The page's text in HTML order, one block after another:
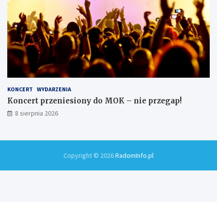
KONCERT WYDARZENIA
Koncert przeniesiony do MOK – nie przegap!
8 sierpnia 2026
Copyright © 2026RadomInfo.pl